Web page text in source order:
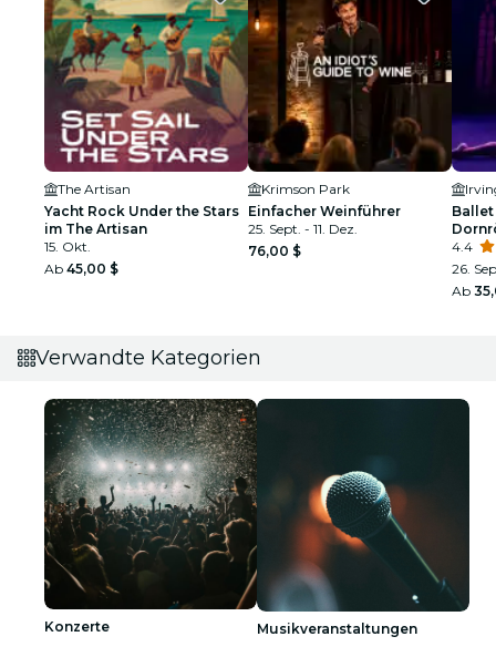
The Artisan
Yacht Rock Under the Stars
im The Artisan
15. Okt.
Ab 45,00 $
Krimson Park
Einfacher Weinführer
25. Sept. - 11. Dez.
76,00 $
4.4
26.
Ab
Verwandte Kategorien
Konzerte Musikveranstaltungen